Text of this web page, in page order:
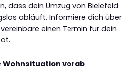
dass dein Umzug von Bielefeld
abläuft. Informiere dich über
einen Termin für dein
Wohnsituation vorab